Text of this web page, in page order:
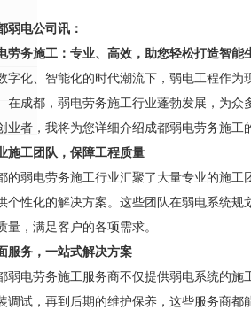
弱电公司讯：
劳务施工：专业、高效，助您轻松打造智能
字化、智能化的时代潮流下，弱电工程作
在成都，弱电劳务施工行业蓬勃发展，为
业者，我将为您详细介绍成都弱电劳务施工
施工团队，保障工程质量
的弱电劳务施工行业汇聚了大量专业的施
个性化的解决方案。这些团队在弱电系统
量，满足客户的各项需求。
服务，一站式解决方案
弱电劳务施工服务商不仅提供弱电系统的
调试，再到后期的维护保养，这些服务商都